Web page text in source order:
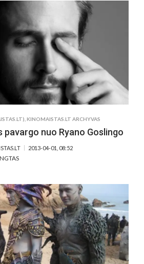
FILMO
REKLAMAI?
„ARTHUR
NEWMAN”
VARIANTAS
KINOMAISTAS.LT ARCHYVAS
pavargo nuo Ryano Goslingo
2013-04-01, 08:52
ĮRAŠE
PAVARGO
NUO
RYANO
GOSLINGO